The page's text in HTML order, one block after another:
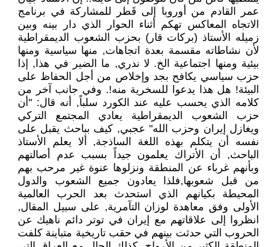
عمر القادم من أوروبا إلى قَطر للمشاركة في برنامج
الاتجاه المعاكس تهكم أثناء الحوار الذي دار بينه وبين
زميله الأستاذ (بركات قار) بحزب الشعوب الديمقراطية
لأن نشاطاته مقسمة بعدة اتجاهات, منها سياسية ومنها
بيئية ومنها اجتماعية الخ. لا ندري, ما الضير في هذا, إذا
حزب سياسي يكافح بجد وإخلاص من أجل الحفاظ على
البيئة! هل هذا يدعوا للسخرية منه!. وفي جانب آخر من
كلامه الذي يحسب عليه عند الكورد سلباً, أنه قال: "أن
حزب الشعوب الديمقراطية يعادي المجتمع التركي
ويغازل إيران وحزب الله" عجبي, كيف بباحث يقبل على
نفسه أن يتكلم بهذه اللغة الساذجة, ألا يعلم الأستاذ
الباحث, أن الأتراك يعلمون جيداً بسبب عدم أصالتهم
وبأنهم غرباء عن المنطقة ونزلوها عنوة غير مرحب بهم
من قبل شعوبها,فلذا يعادون جميع الشعوب والدول
المحيطة بكيانهم الذي استحدث بعد الحرب العالمية
الأولى وفق معاهدة لوزان التآمرية, على سبيل المقال,
انظروا إلى علاقاتهم مع إيران في توتر دائم ناهيك عن
الحروب التي حدثت بينهم في حقب تاريخية متباينة كلفت